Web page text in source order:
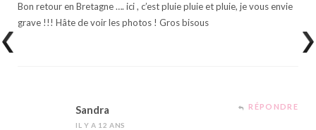
Bon retour en Bretagne …. ici , c’est pluie pluie et pluie, je vous envie
grave !!! Hâte de voir les photos ! Gros bisous
Sandra
IL Y A 12 ANS
RÉPONDRE